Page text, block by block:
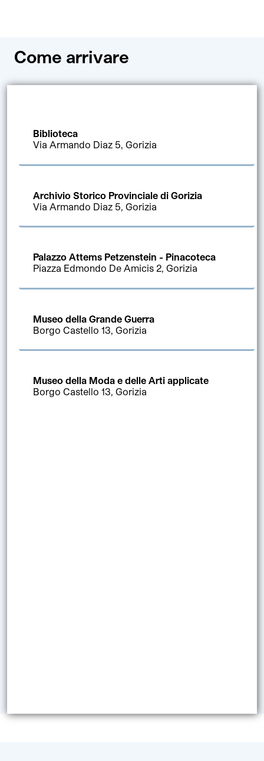
Come arrivare
Biblioteca
Via Armando Diaz 5, Gorizia
Archivio Storico Provinciale di Gorizia
Via Armando Diaz 5, Gorizia
Palazzo Attems Petzenstein - Pinacoteca
Piazza Edmondo De Amicis 2, Gorizia
Museo della Grande Guerra
Borgo Castello 13, Gorizia
Museo della Moda e delle Arti applicate
Borgo Castello 13, Gorizia